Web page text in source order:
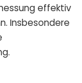
effektiv
Insbesondere